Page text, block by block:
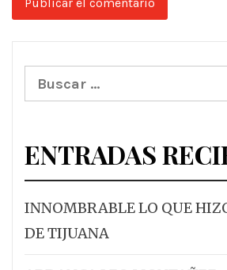
Buscar:
ENTRADAS
INNOMBRABLE LO QUE
DE TIJUANA